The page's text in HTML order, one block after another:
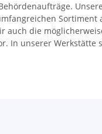
die
unserer Werkstätte